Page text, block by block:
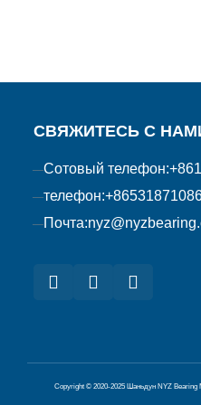
СВЯЖИТЕСЬ С
Сотовый телефон:
телефон:
Почта:
Copyright © 2020-2025 Шаньдун NYZ Bearing